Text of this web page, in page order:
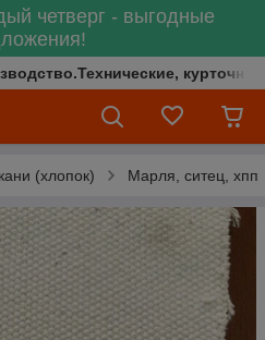
четверг - выгодные
(хлопок) Марля, ситец, хпп